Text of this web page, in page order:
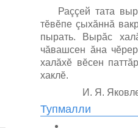
Раççей тата
тĕвĕпе çыхăннă
пырать. Вырăс
чăвашсен ăна
халăхĕ вĕсен
хаклĕ.
И. Я.
Тупмалли